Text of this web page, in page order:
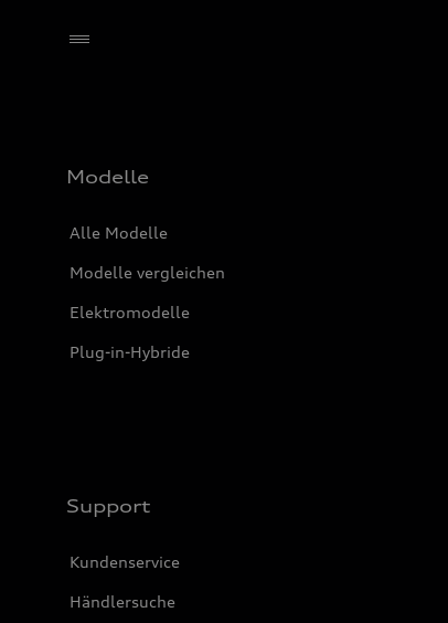
Modelle
Alle Modelle
Modelle vergleichen
Elektromodelle
Plug-in-Hybride
Support
Kundenservice
Händlersuche